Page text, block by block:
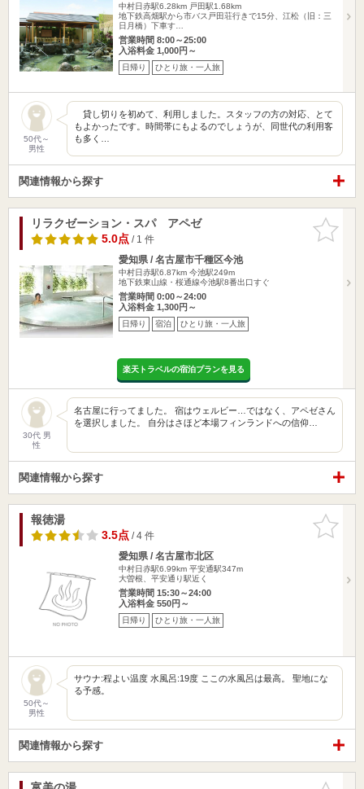
中村日赤駅6.28km 戸田駅1.68km
地下鉄高畑駅から市バス戸田荘行きで15分、江松（旧：三
日月橋）下車す…
営業時間 8:00～25:00
入浴料金 1,000円～
日帰り ひとり旅・一人旅
50代～
男性
貸し切りを初めて、利用しました。スタッフの方の対応、とて
もよかったです。時間帯にもよるのでしょうが、同世代の利用客
も多く…
関連情報から探す
お気に入
りに追加
リラクゼーション・スパ アペゼ
5.0点/ 1 件
愛知県 / 名古屋市千種区今池
中村日赤駅6.87km 今池駅249m
地下鉄東山線・桜通線今池駅8番出口すぐ
営業時間 0:00～24:00
入浴料金 1,300円～
日帰り 宿泊 ひとり旅・一人旅
楽天トラベルの宿泊プランを見る
30代 男
性
名古屋に行ってました。 宿はウェルビー…ではなく、アペゼさん
を選択しました。 自分はさほど本場フィンランドへの信仰…
関連情報から探す
お気に入
りに追加
報徳湯
3.5点/ 4 件
愛知県 / 名古屋市北区
中村日赤駅6.99km 平安通駅347m
大曽根、平安通り駅近く
営業時間 15:30～24:00
入浴料金 550円～
日帰り ひとり旅・一人旅
50代～
男性
サウナ:程よい温度 水風呂:19度 ここの水風呂は最高。 聖地にな
る予感。
関連情報から探す